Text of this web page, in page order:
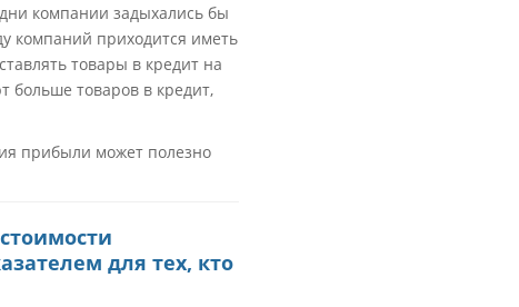
компании задыхались бы
компаний приходится иметь
товары в кредит на
больше товаров в кредит,
прибыли может полезно
для тех, кто